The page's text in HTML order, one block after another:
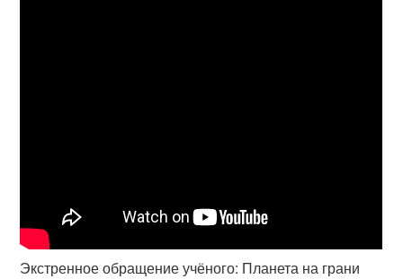
Экстренное обращение учёного: Планета на грани